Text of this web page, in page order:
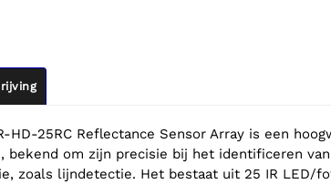
HD-25RC Reflectance Sensor Array is een
bekend om zijn precisie bij het identificeren
zoals lijndetectie. Het bestaat uit 25 IR LED/